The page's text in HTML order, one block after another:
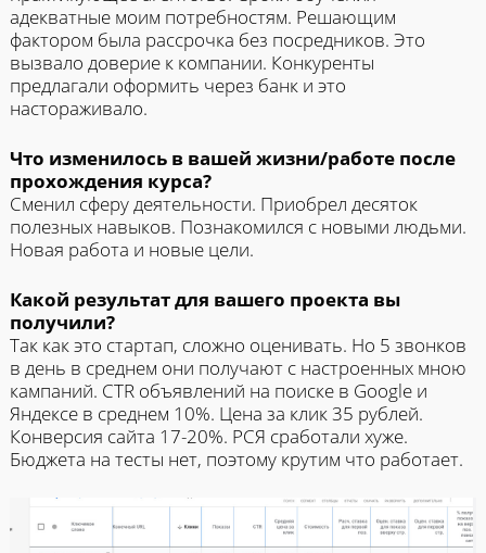
адекватные моим потребностям. Решающим
фактором была рассрочка без посредников. Это
вызвало доверие к компании. Конкуренты
предлагали оформить через банк и это
настораживало.
Что изменилось в вашей жизни/работе после
прохождения курса?
Сменил сферу деятельности. Приобрел десяток
полезных навыков. Познакомился с новыми людьми.
Новая работа и новые цели.
Какой результат для вашего проекта вы
получили?
Так как это стартап, сложно оценивать. Но 5 звонков
в день в среднем они получают с настроенных мною
кампаний. CTR объявлений на поиске в Google и
Яндексе в среднем 10%. Цена за клик 35 рублей.
Конверсия сайта 17-20%. РСЯ сработали хуже.
Бюджета на тесты нет, поэтому крутим что работает.